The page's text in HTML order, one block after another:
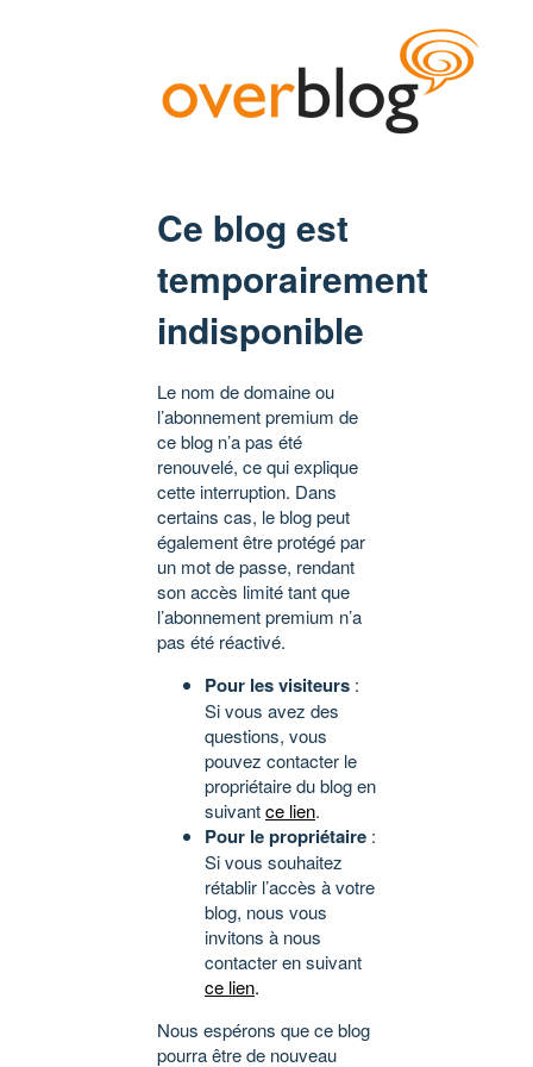
Ce blog est
temporairement
indisponible
Le nom de domaine ou
l’abonnement premium de
ce blog n’a pas été
renouvelé, ce qui explique
cette interruption. Dans
certains cas, le blog peut
également être protégé par
un mot de passe, rendant
son accès limité tant que
l’abonnement premium n’a
pas été réactivé.
Pour les visiteurs :
Si vous avez des
questions, vous
pouvez contacter le
propriétaire du blog en
suivantce lien.
Pour le propriétaire :
Si vous souhaitez
rétablir l’accès à votre
blog, nous vous
invitons à nous
contacter en suivant
ce lien.
Nous espérons que ce blog
pourra être de nouveau